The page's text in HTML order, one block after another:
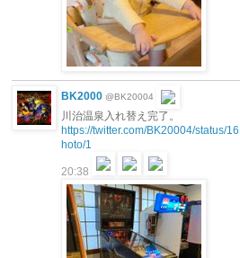
BK2000 @BK20004
川治温泉入れ替え完了。
https://twitter.com/BK20004/status/
hoto/1
20:38